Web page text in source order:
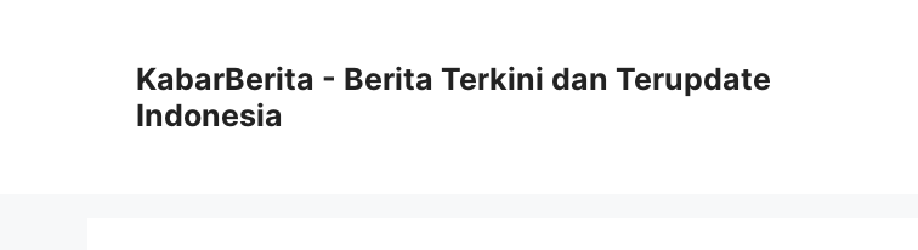
KabarBerita - Berita Terkini dan Terupdate
Indonesia